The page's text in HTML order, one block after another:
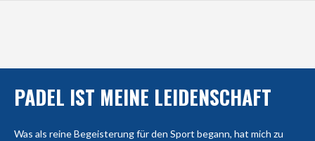
PADEL IST MEINE LEIDENSCHAFT
Was als reine Begeisterung für den Sport begann, hat mich zu